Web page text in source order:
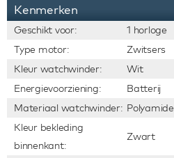
Kenmerken
Geschikt voor:
1 horloge
Type motor:
Zwitsers
Kleur watchwinder:
Wit
Energievoorziening:
Batterij
Materiaal watchwinder: Polyamide
Kleur bekleding
binnenkant:
Zwart